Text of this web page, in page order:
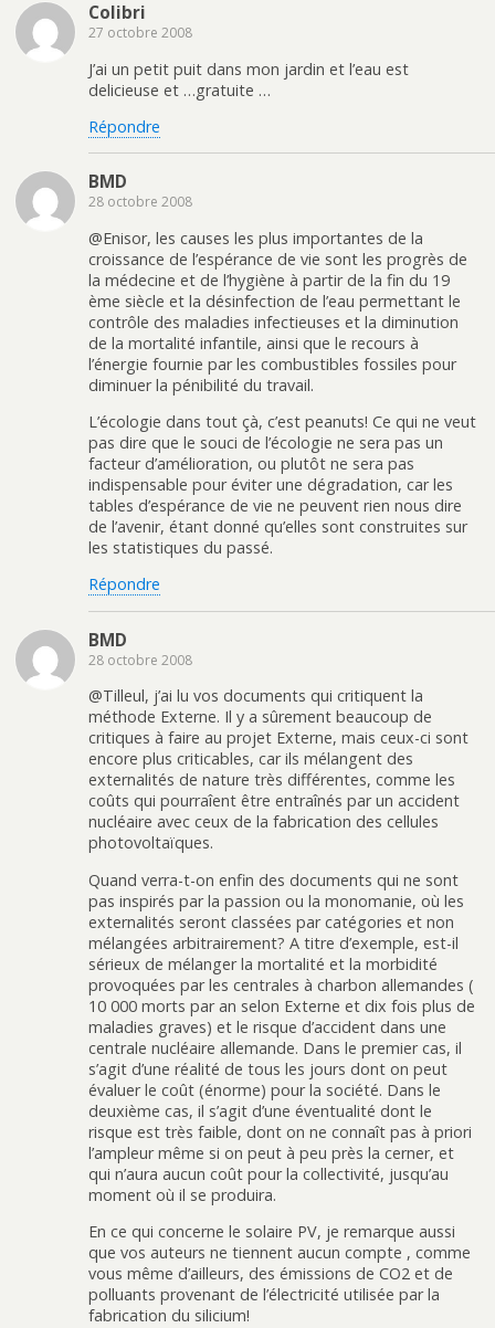
Colibri
27 octobre 2008
J’ai un petit puit dans mon jardin et l’eau est
delicieuse et …gratuite …
Répondre
BMD
28 octobre 2008
@Enisor, les causes les plus importantes de la
croissance de l’espérance de vie sont les progrès de
la médecine et de l’hygiène à partir de la fin du 19
ème siècle et la désinfection de l’eau permettant le
contrôle des maladies infectieuses et la diminution
de la mortalité infantile, ainsi que le recours à
l’énergie fournie par les combustibles fossiles pour
diminuer la pénibilité du travail.
L’écologie dans tout çà, c’est peanuts! Ce qui ne veut
pas dire que le souci de l’écologie ne sera pas un
facteur d’amélioration, ou plutôt ne sera pas
indispensable pour éviter une dégradation, car les
tables d’espérance de vie ne peuvent rien nous dire
de l’avenir, étant donné qu’elles sont construites sur
les statistiques du passé.
Répondre
BMD
28 octobre 2008
@Tilleul, j’ai lu vos documents qui critiquent la
méthode Externe. Il y a sûrement beaucoup de
critiques à faire au projet Externe, mais ceux-ci sont
encore plus criticables, car ils mélangent des
externalités de nature très différentes, comme les
coûts qui pourraîent être entraînés par un accident
nucléaire avec ceux de la fabrication des cellules
photovoltaïques.
Quand verra-t-on enfin des documents qui ne sont
pas inspirés par la passion ou la monomanie, où les
externalités seront classées par catégories et non
mélangées arbitrairement? A titre d’exemple, est-il
sérieux de mélanger la mortalité et la morbidité
provoquées par les centrales à charbon allemandes (
10 000 morts par an selon Externe et dix fois plus de
maladies graves) et le risque d’accident dans une
centrale nucléaire allemande. Dans le premier cas, il
s’agit d’une réalité de tous les jours dont on peut
évaluer le coût (énorme) pour la société. Dans le
deuxième cas, il s’agit d’une éventualité dont le
risque est très faible, dont on ne connaît pas à priori
l’ampleur même si on peut à peu près la cerner, et
qui n’aura aucun coût pour la collectivité, jusqu’au
moment où il se produira.
En ce qui concerne le solaire PV, je remarque aussi
que vos auteurs ne tiennent aucun compte , comme
vous même d’ailleurs, des émissions de CO2 et de
polluants provenant de l’électricité utilisée par la
fabrication du silicium!